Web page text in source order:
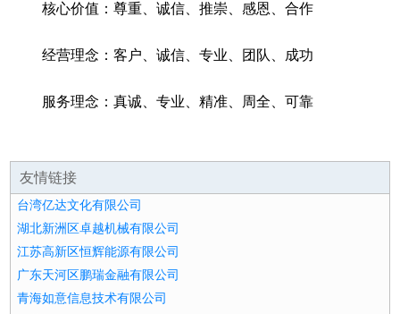
核心价值：尊重、诚信、推崇、感恩、合作
经营理念：客户、诚信、专业、团队、成功
服务理念：真诚、专业、精准、周全、可靠
友情链接
台湾亿达文化有限公司
湖北新洲区卓越机械有限公司
江苏高新区恒辉能源有限公司
广东天河区鹏瑞金融有限公司
青海如意信息技术有限公司